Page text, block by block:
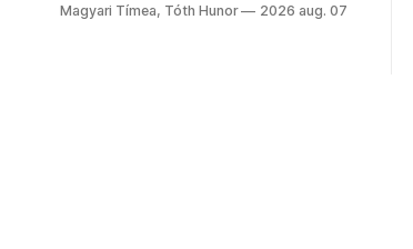
kánikulát.
Magyari Tímea, Tóth Hunor 2026 aug. 07